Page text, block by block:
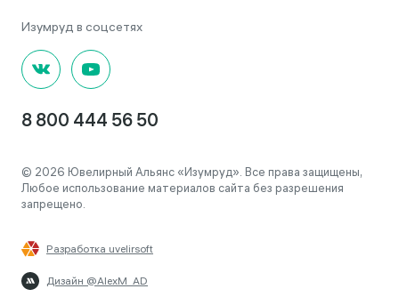
8 800 444 56 50
© 2026 Ювелирный Альянс «Изумруд». Все права защищены,
Любое использование материалов сайта без разрешения
запрещено.
Разработка uvelirsoft
Дизайн @AlexM_AD